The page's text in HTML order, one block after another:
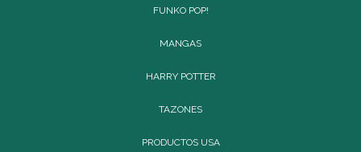
FUNKO POP!
MANGAS
HARRY POTTER
TAZONES
PRODUCTOS USA